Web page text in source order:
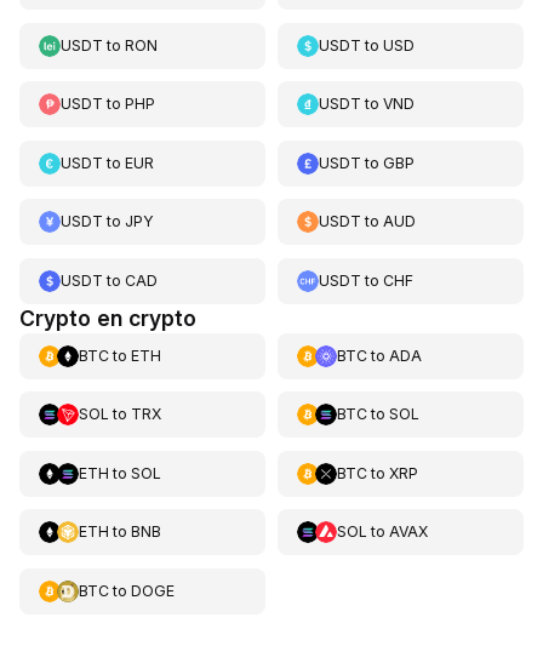
USDT to RON USDT toUSD
USDT to PHP USDT toVND
USDT to EUR USDT toGBP
USDT to JPY USDT toAUD
USDT to CAD USDT toCHF
Crypto en crypto
BTCto ETH BTCto ADA
SOL to TRX BTCto SOL
ETH to SOL BTCto XRP
ETH to BNB SOL to AVAX
BTCto DOGE